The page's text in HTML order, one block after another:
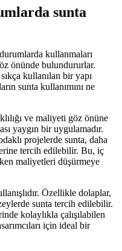
sunta
kullanmaları
önünde bulundururlar.
kullanılan bir yapı
sunta kullanımını ne
ve maliyeti göz önüne
yaygın bir uygulamadır.
projelerde sunta, daha
tercih edilebilir. Bu, iç
maliyetleri düşürmeye
Özellikle dolaplar,
sunta tercih edilebilir.
kolaylıkla çalışılabilen
için ideal bir